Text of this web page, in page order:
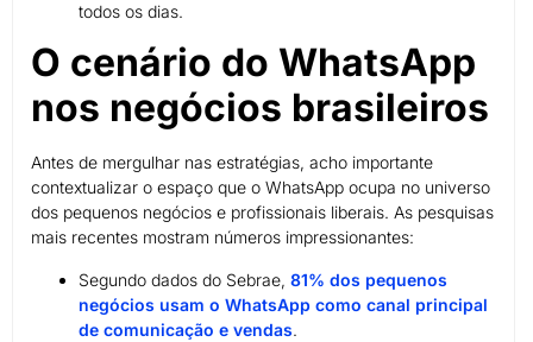
todos os dias.
O cenário do WhatsApp
nos negócios brasileiros
Antes de mergulhar nas estratégias, acho importante
contextualizar o espaço que o WhatsApp ocupa no universo
dos pequenos negócios e profissionais liberais. As pesquisas
mais recentes mostram números impressionantes:
Segundo dados do Sebrae, 81% dos pequenos
negócios usam o WhatsApp como canal principal
de comunicação e vendas.